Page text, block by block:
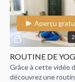
Aperçu
Grâce à cette vidéo
découvrez une